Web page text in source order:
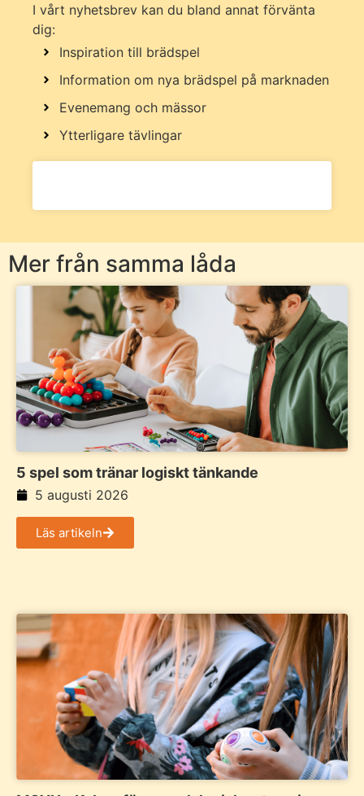
I vårt nyhetsbrev kan du bland annat förvänta
dig:
Inspiration till brädspel
Information om nya brädspel på marknaden
Evenemang och mässor
Ytterligare tävlingar
Mer från samma låda
5 spel som tränar logiskt tänkande
5 augusti 2026
Läs artikeln